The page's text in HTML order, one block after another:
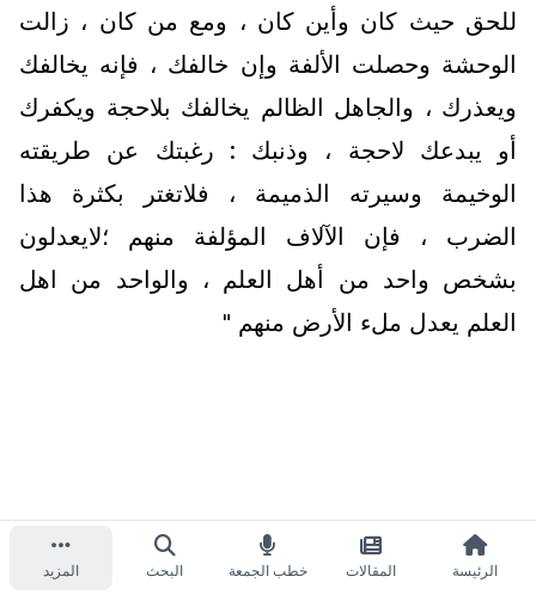
للحق حيث كان وأين كان ، ومع من كان ، زالت
الوحشة وحصلت الألفة وإن خالفك ، فإنه يخالفك
ويعذرك ، والجاهل الظالم يخالفك بلاحجة ويكفرك
أو يبدعك لاحجة ، وذنبك : رغبتك عن طريقته
الوخيمة وسيرته الذميمة ، فلاتغتر بكثرة هذا
الضرب ، فإن الآلاف المؤلفة منهم ؛لايعدلون
بشخص واحد من أهل العلم ، والواحد من اهل
العلم يعدل ملء الأرض منهم "
الرئيسة المقالات خطب الجمعة البحث المزيد